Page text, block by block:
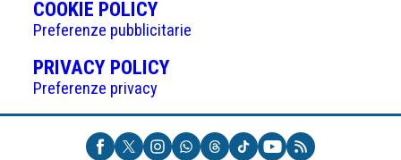
COOKIE POLICY(APRE
IN
UNA
NUOVA
Preferenze pubblicitarie
PRIVACY POLICY(APRE
UNA
NUOVA
Preferenze privacy